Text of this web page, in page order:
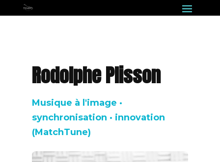
Rodolphe Plisson
Musique à l'image ·
synchronisation · innovation
(MatchTune)